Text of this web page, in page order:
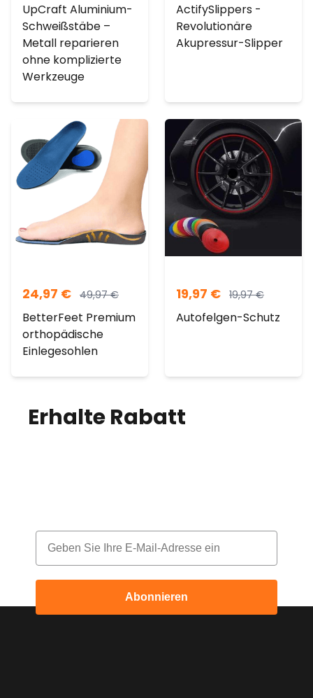
UpCraft Aluminium-
Schweißstäbe –
Metall reparieren
ohne komplizierte
Werkzeuge
ActifySlippers -
Revolutionäre
Akupressur-Slipper
24,97 € 49,97€
BetterFeet Premium
orthopädische
Einlegesohlen
19,97 € 19,97€
Autofelgen-Schutz
Erhalte Rabatt
Email
Abonnieren